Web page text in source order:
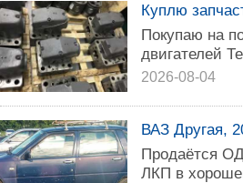
Куплю
Покупаю на
двигателей
2026-08-04
ВАЗ Другая,
Продаётся
ЛКП в